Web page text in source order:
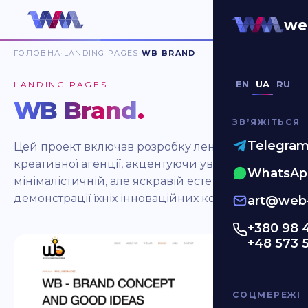
EN UA RU
ЗВʼЯЖІТЬСЯ
+380 98
+48 573
СОЦМЕРЕЖІ
ГОЛОВНА LANDING PAGES WB BRAND
LANDING PAGES
WB Brand.
Цей проект включав розробку лендингу для
креативної агенції, акцентуючи увагу на
мінімалістичній, але яскравій естетиці для
демонстрації їхніх інноваційних концепцій.